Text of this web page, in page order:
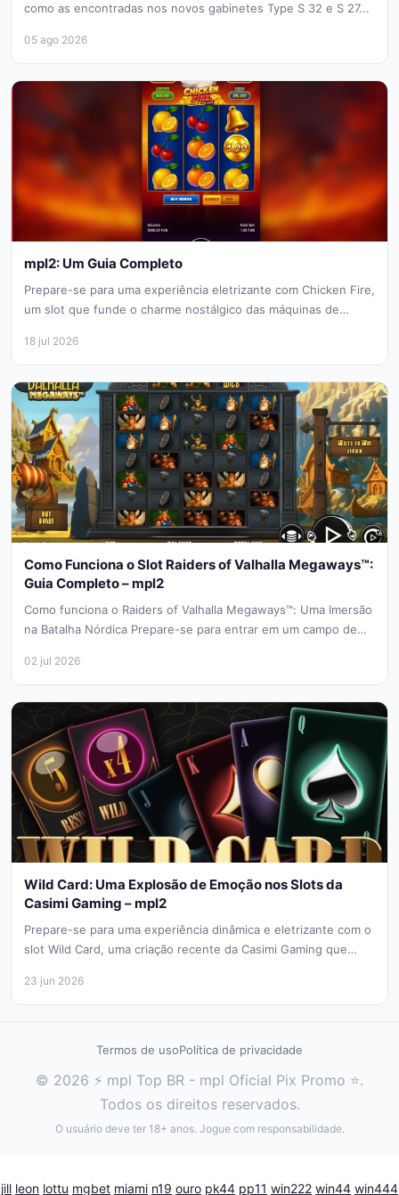
como as encontradas nos novos gabinetes Type S 32 e S 27...
05 ago 2026
mpl2: Um Guia Completo
Prepare-se para uma experiência eletrizante com Chicken Fire,
um slot que funde o charme nostálgico das máquinas de
18 jul 2026
Como Funciona o Slot Raiders of Valhalla Megaways™:
Guia Completo – mpl2
Como funciona o Raiders of Valhalla Megaways™: Uma Imersão
na Batalha Nórdica Prepare-se para entrar em um campo de
02 jul 2026
Wild Card: Uma Explosão de Emoção nos Slots da
Casimi Gaming – mpl2
Prepare-se para uma experiência dinâmica e eletrizante com o
slot Wild Card, uma criação recente da Casimi Gaming que
23 jun 2026
Termos de usoPolítica de privacidade
© 2026 ⚡ mpl Top BR - mpl Oficial Pix Promo ⭐.
Todos os direitos reservados.
O usuário deve ter 18+ anos. Jogue com responsabilidade.
jill leon lottu mgbet miami n19 ouro pk44 pp11 win222 win44 win444